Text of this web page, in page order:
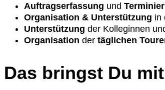
Auftragserfassung und
Organisation & Unterstützung in
Unterstützung der Kolleginnen
Organisation der täglichen
Das bringst Du